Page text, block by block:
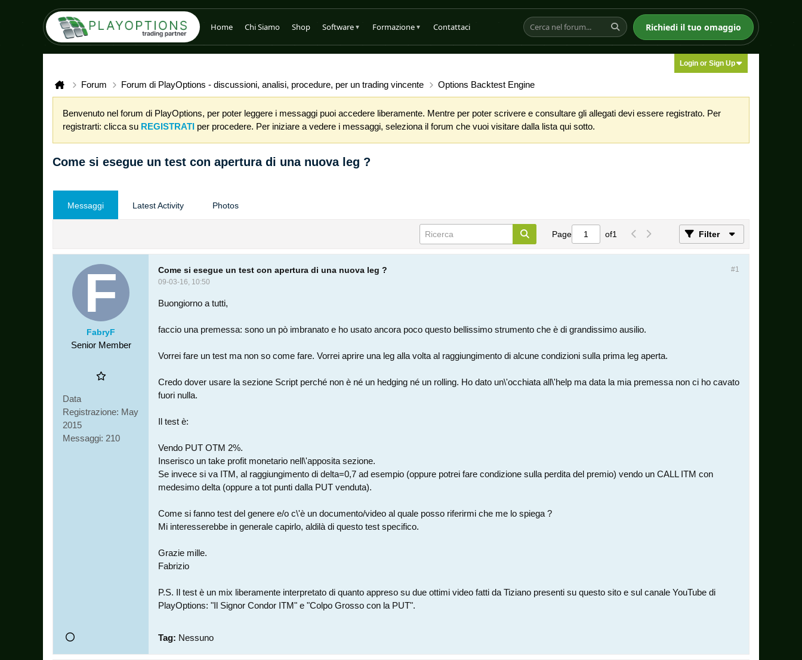
Home Chi Siamo Shop Software ▼ Formazione ▼ Contattaci Richiedi il tuo omaggio
Login or Sign Up
Forum Forum di PlayOptions - discussioni, analisi, procedure, per un trading vincente Options Backtest Engine
Benvenuto nel forum di PlayOptions, per poter leggere i messaggi puoi accedere liberamente. Mentre per poter scrivere e consultare gli allegati devi essere registrato. Per
registrarti: clicca su REGISTRATI per procedere. Per iniziare a vedere i messaggi, seleziona il forum che vuoi visitare dalla lista qui sotto.
Come si esegue un test con apertura di una nuova leg ?
Messaggi Latest Activity Photos
Page of1 Filter
FabryF
Senior Member
Data
Registrazione: May
2015
Messaggi: 210
#1
Come si esegue un test con apertura di una nuova leg ?
09-03-16, 10:50
Buongiorno a tutti,
faccio una premessa: sono un pò imbranato e ho usato ancora poco questo bellissimo strumento che è di grandissimo ausilio.
Vorrei fare un test ma non so come fare. Vorrei aprire una leg alla volta al raggiungimento di alcune condizioni sulla prima leg aperta.
Credo dover usare la sezione Script perché non è né un hedging né un rolling. Ho dato un\'occhiata all\'help ma data la mia premessa non ci ho cavato
fuori nulla.
Il test è:
Vendo PUT OTM 2%.
Inserisco un take profit monetario nell\'apposita sezione.
Se invece si va ITM, al raggiungimento di delta=0,7 ad esempio (oppure potrei fare condizione sulla perdita del premio) vendo un CALL ITM con
medesimo delta (oppure a tot punti dalla PUT venduta).
Come si fanno test del genere e/o c\'è un documento/video al quale posso riferirmi che me lo spiega ?
Mi interesserebbe in generale capirlo, aldilà di questo test specifico.
Grazie mille.
Fabrizio
P.S. Il test è un mix liberamente interpretato di quanto appreso su due ottimi video fatti da Tiziano presenti su questo sito e sul canale YouTube di
PlayOptions: "Il Signor Condor ITM" e "Colpo Grosso con la PUT".
Tag: Nessuno